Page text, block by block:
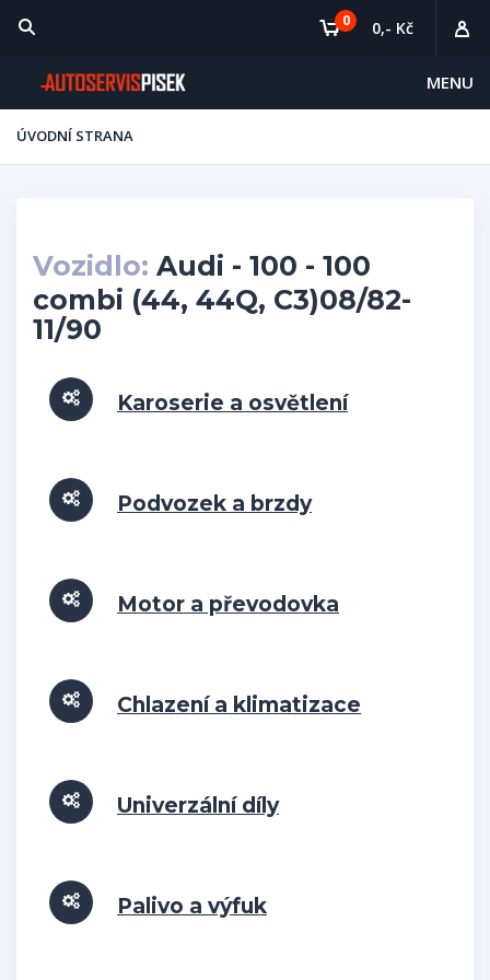
MENU
0 0,- Kč
ÚVODNÍ STRANA
Vozidlo: Audi - 100 - 100
combi (44, 44Q, C3)08/82-
11/90
Karoserie a osvětlení
Podvozek a brzdy
Motor a převodovka
Chlazení a klimatizace
Univerzální díly
Palivo a výfuk